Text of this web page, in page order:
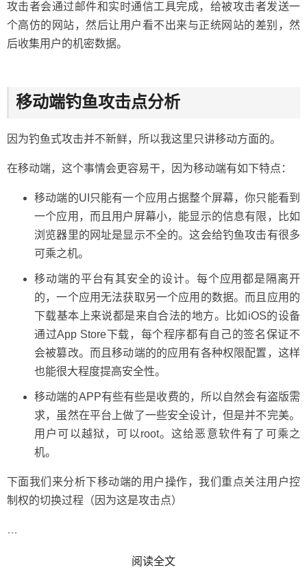
攻击者会通过邮件和实时通信工具完成，给被攻击者发送一
个高仿的网站，然后让用户看不出来与正统网站的差别，然
后收集用户的机密数据。
移动端钓鱼攻击点分析
因为钓鱼式攻击并不新鲜，所以我这里只讲移动方面的。
在移动端，这个事情会更容易干，因为移动端有如下特点：
移动端的UI只能有一个应用占据整个屏幕，你只能看到
一个应用，而且用户屏幕小，能显示的信息有限，比如
浏览器里的网址是显示不全的。这会给钓鱼攻击有很多
可乘之机。
移动端的平台有其安全的设计。每个应用都是隔离开
的，一个应用无法获取另一个应用的数据。而且应用的
下载基本上来说都是来自合法的地方。比如iOS的设备
通过App Store下载，每个程序都有自己的签名保证不
会被篡改。而且移动端的的应用有各种权限配置，这样
也能很大程度提高安全性。
移动端的APP有些有些是收费的，所以自然会有盗版需
求，虽然在平台上做了一些安全设计，但是并不完美。
用户可以越狱，可以root。这给恶意软件有了可乘之
机。
下面我们来分析下移动端的用户操作，我们重点关注用户控
制权的切换过程（因为这是攻击点）
…
阅读全文READ MORE